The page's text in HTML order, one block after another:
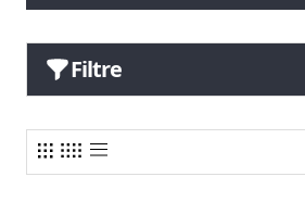
Filtre